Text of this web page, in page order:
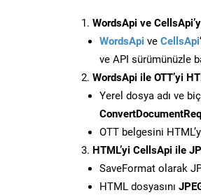
WordsApi ve
WordsApi ve CellsApi
ve API sürümünüzle
WordsApi ile OTT’yi
Yerel dosya adı ve
OTT belgesini
HTML’yi CellsApi ile
SaveFormat olarak
HTML dosyasını